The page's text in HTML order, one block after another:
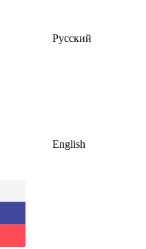
Русский
English